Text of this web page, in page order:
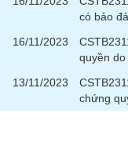
có bảo
16/11/2023
quyền
13/11/2023
chứng
Thuật
Dịch